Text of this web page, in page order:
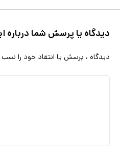
دیدگاه یا پرسش شما درباره
دیدگاه ، پرسش یا انتقاد خود را نسب